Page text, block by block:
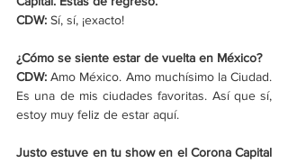
CDW: Sí, sí, ¡exacto!
¿Cómo se siente estar de vuelta en México?
CDW: Amo México. Amo muchísimo la Ciudad.
Es una de mis ciudades favoritas. Así que sí,
estoy muy feliz de estar aquí.
Justo estuve en tu show en el Corona Capital